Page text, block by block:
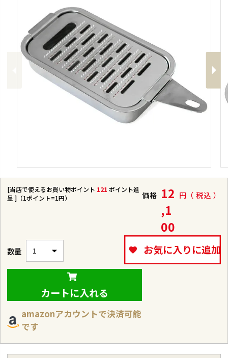
Previous
Next
[当店で使えるお買い物ポイント 121 ポイント進
呈 ]（1ポイント=1円）
価格 12
,1
00
税込
お気に入りに追加
カートに入れる
amazonアカウントで決済可能
です